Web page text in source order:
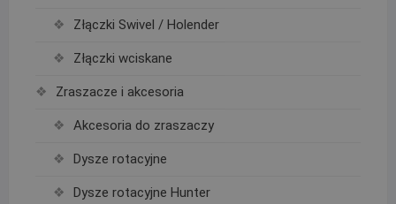
Złączki Swivel / Holender
Złączki wciskane
Zraszacze i akcesoria
Akcesoria do zraszaczy
Dysze rotacyjne
Dysze rotacyjne Hunter